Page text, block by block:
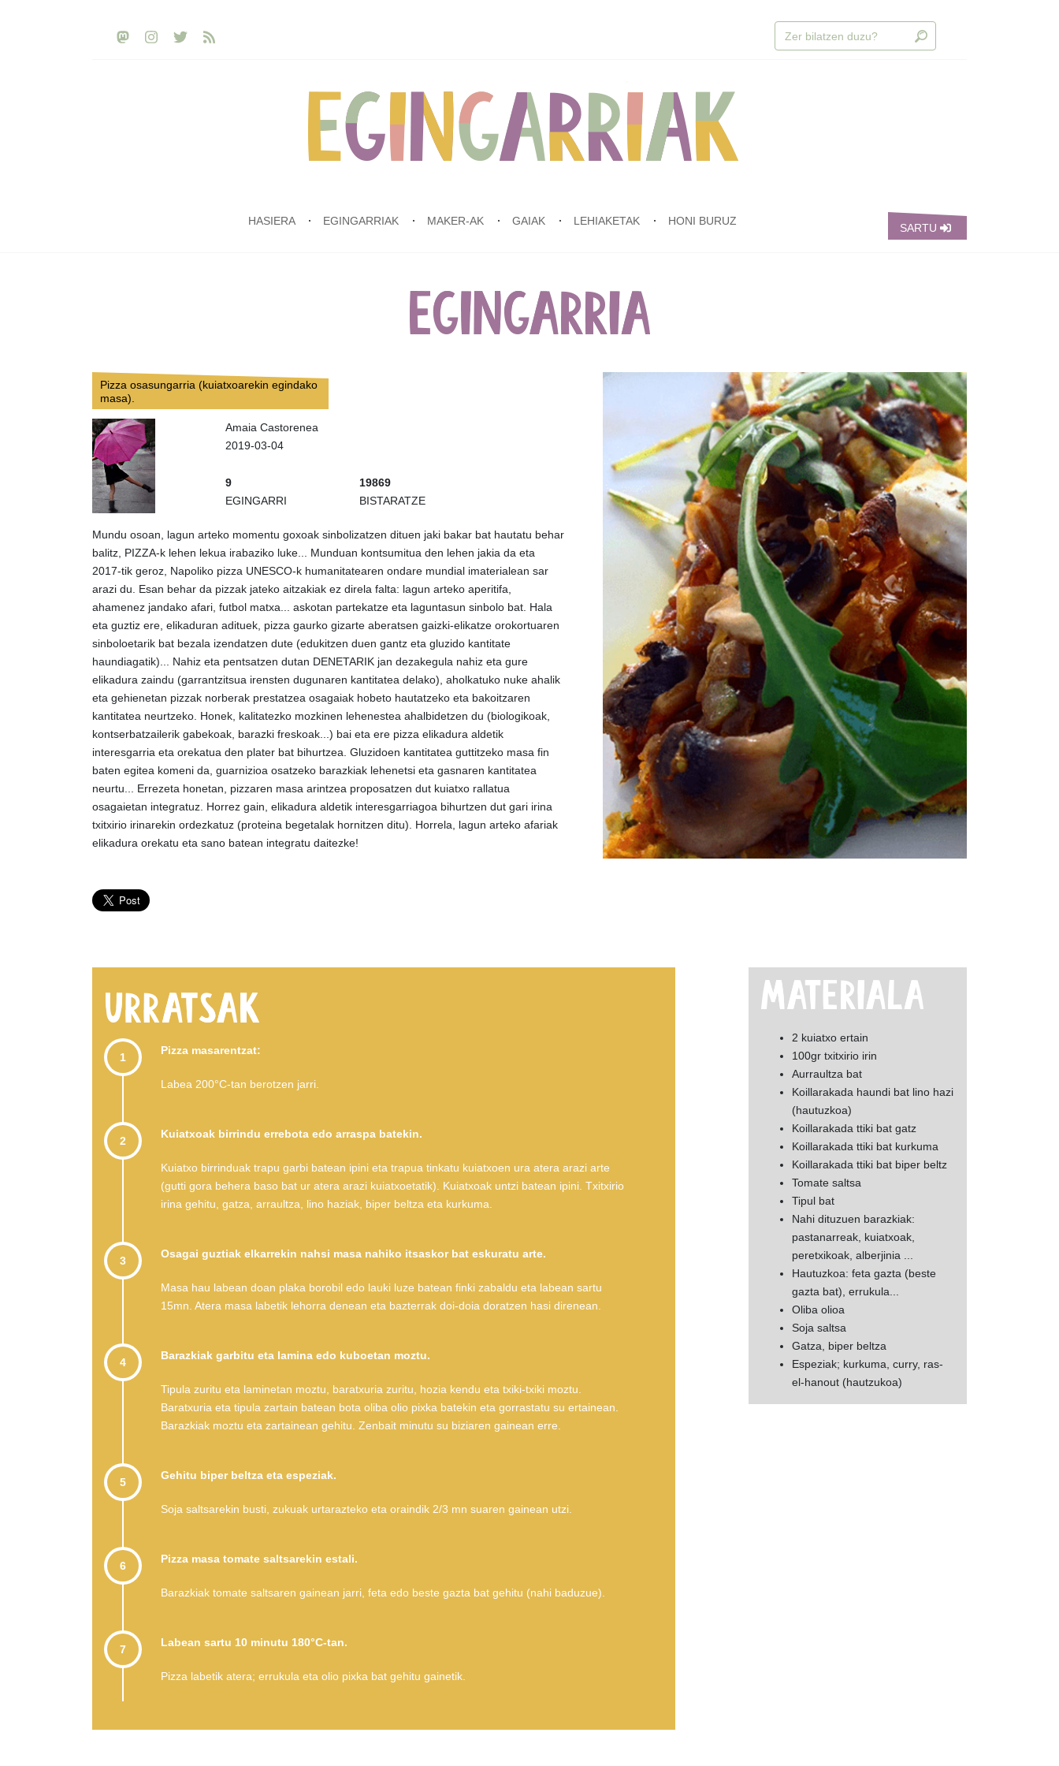
HASIERA EGINGARRIAK MAKER-AK GAIAK LEHIAKETAK HONI BURUZ
SARTU
Pizza osasungarria (kuiatxoarekin egindako
masa).
Amaia Castorenea
2019-03-04
9
EGINGARRI
19869
BISTARATZE
Mundu osoan, lagun arteko momentu goxoak sinbolizatzen dituen jaki bakar bat hautatu behar
balitz, PIZZA-k lehen lekua irabaziko luke... Munduan kontsumitua den lehen jakia da eta
2017-tik geroz, Napoliko pizza UNESCO-k humanitatearen ondare mundial imaterialean sar
arazi du. Esan behar da pizzak jateko aitzakiak ez direla falta: lagun arteko aperitifa,
ahamenez jandako afari, futbol matxa... askotan partekatze eta laguntasun sinbolo bat. Hala
eta guztiz ere, elikaduran adituek, pizza gaurko gizarte aberatsen gaizki-elikatze orokortuaren
sinboloetarik bat bezala izendatzen dute (edukitzen duen gantz eta gluzido kantitate
haundiagatik)... Nahiz eta pentsatzen dutan DENETARIK jan dezakegula nahiz eta gure
elikadura zaindu (garrantzitsua irensten dugunaren kantitatea delako), aholkatuko nuke ahalik
eta gehienetan pizzak norberak prestatzea osagaiak hobeto hautatzeko eta bakoitzaren
kantitatea neurtzeko. Honek, kalitatezko mozkinen lehenestea ahalbidetzen du (biologikoak,
kontserbatzailerik gabekoak, barazki freskoak...) bai eta ere pizza elikadura aldetik
interesgarria eta orekatua den plater bat bihurtzea. Gluzidoen kantitatea guttitzeko masa fin
baten egitea komeni da, guarnizioa osatzeko barazkiak lehenetsi eta gasnaren kantitatea
neurtu... Errezeta honetan, pizzaren masa arintzea proposatzen dut kuiatxo rallatua
osagaietan integratuz. Horrez gain, elikadura aldetik interesgarriagoa bihurtzen dut gari irina
txitxirio irinarekin ordezkatuz (proteina begetalak hornitzen ditu). Horrela, lagun arteko afariak
elikadura orekatu eta sano batean integratu daitezke!
1
Pizza masarentzat:
Labea 200°C-tan berotzen jarri.
2
Kuiatxoak birrindu errebota edo arraspa batekin.
Kuiatxo birrinduak trapu garbi batean ipini eta trapua tinkatu kuiatxoen ura atera arazi arte
(gutti gora behera baso bat ur atera arazi kuiatxoetatik). Kuiatxoak untzi batean ipini. Txitxirio
irina gehitu, gatza, arraultza, lino haziak, biper beltza eta kurkuma.
3
Osagai guztiak elkarrekin nahsi masa nahiko itsaskor bat eskuratu arte.
Masa hau labean doan plaka borobil edo lauki luze batean finki zabaldu eta labean sartu
15mn. Atera masa labetik lehorra denean eta bazterrak doi-doia doratzen hasi direnean.
4
Barazkiak garbitu eta lamina edo kuboetan moztu.
Tipula zuritu eta laminetan moztu, baratxuria zuritu, hozia kendu eta txiki-txiki moztu.
Baratxuria eta tipula zartain batean bota oliba olio pixka batekin eta gorrastatu su ertainean.
Barazkiak moztu eta zartainean gehitu. Zenbait minutu su biziaren gainean erre.
5
Gehitu biper beltza eta espeziak.
Soja saltsarekin busti, zukuak urtarazteko eta oraindik 2/3 mn suaren gainean utzi.
6
Pizza masa tomate saltsarekin estali.
Barazkiak tomate saltsaren gainean jarri, feta edo beste gazta bat gehitu (nahi baduzue).
7
Labean sartu 10 minutu 180°C-tan.
Pizza labetik atera; errukula eta olio pixka bat gehitu gainetik.
2 kuiatxo ertain
100gr txitxirio irin
Aurraultza bat
Koillarakada haundi bat lino hazi
(hautuzkoa)
Koillarakada ttiki bat gatz
Koillarakada ttiki bat kurkuma
Koillarakada ttiki bat biper beltz
Tomate saltsa
Tipul bat
Nahi dituzuen barazkiak:
pastanarreak, kuiatxoak,
peretxikoak, alberjinia ...
Hautuzkoa: feta gazta (beste
gazta bat), errukula...
Oliba olioa
Soja saltsa
Gatza, biper beltza
Espeziak; kurkuma, curry, ras-
el-hanout (hautzukoa)